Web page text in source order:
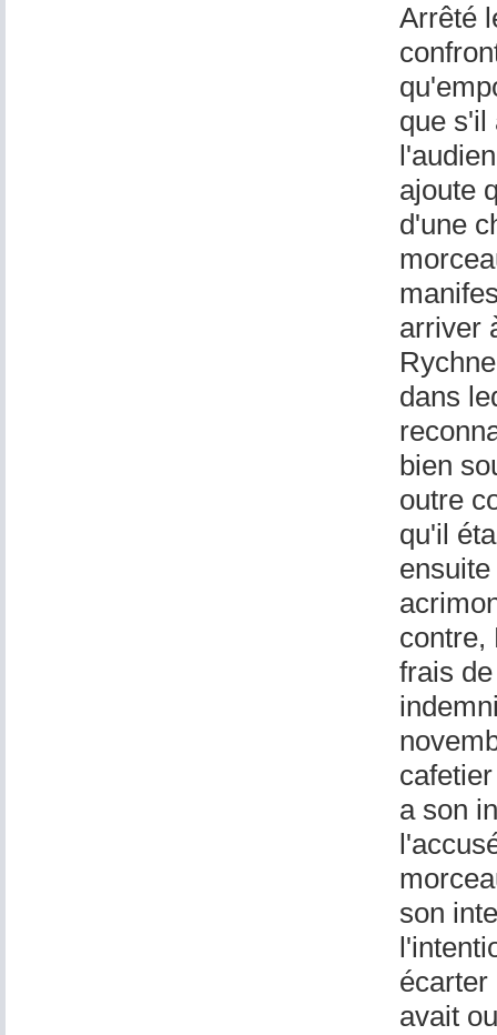
Arrêté
que s'il
ajoute
d'une
arriver
dans
bien
outre
qu'il
contre,
frais
a son
son
écarter
avait